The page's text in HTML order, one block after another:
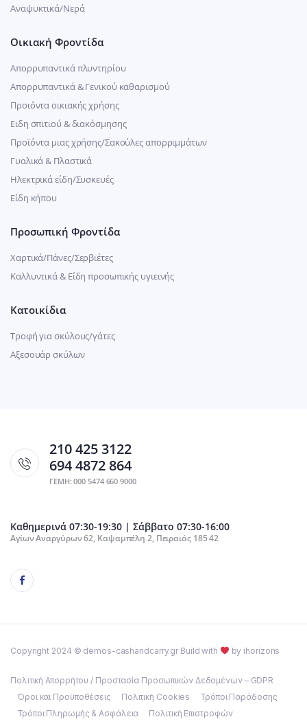
Αναψυκτικά/Νερά
Οικιακή Φροντίδα
Απορρυπαντικά πλυντηρίου
Απορρυπαντικά & Γενικού καθαρισμού
Προιόντα οικιακής χρήσης
Ειδη σπιτιού & διακόσμησης
Προϊόντα μιας χρήσης/Σακούλες απορριμμάτων
Γυαλικά & Πλαστικά
Ηλεκτρικά είδη/Συσκευές
Είδη κήπου
Προσωπική Φροντίδα
Χαρτικά/Πάνες/Σερβιέτες
Καλλυντικά & Είδη προσωπικής υγιεινής
Κατοικίδια
Τροφή για σκύλους/γάτες
Αξεσουάρ σκύλων
210 425 3122
694 4872 864
ΓΕΜΗ: 000 5474 660 9000
Καθημερινά 07:30-19:30 | Σάββατο 07:30-16:00
Αγίων Αναργύρων 62, Καψαμπέλη 2, Πειραιάς 185 42
Copyright 2024 © demos-cashandcarry.gr Build with by ihorizons
Πολιτική Απορρήτου / Προστασία Προσωπικών Δεδομένων – GDPR
Όροι και Προϋποθέσεις
Πολιτική Cookies
Τρόποι Παράδοσης
Τρόποι Πληρωμής & Ασφάλεια
Πολιτική Επιστροφών